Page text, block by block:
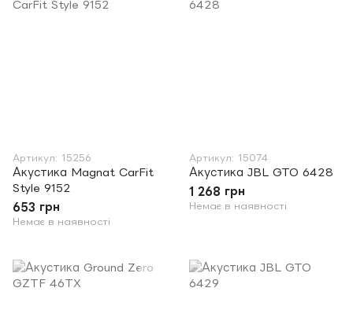
Артикул: 15256
Акустика Magnat CarFit
Style 9152
653 грн
Немає в наявності
Артикул: 15074
Акустика JBL GTO 6428
1 268 грн
Немає в наявності